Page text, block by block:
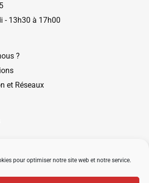
pour optimiser notre site web et notre service.
- 13h30 à 17h00
?
et Réseaux